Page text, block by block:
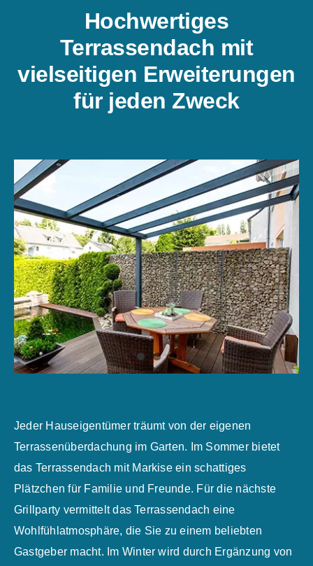
Hochwertiges
Terrassendach mit
vielseitigen Erweiterungen
für jeden Zweck
Jeder Hauseigentümer träumt von der eigenen
Terrassenüberdachung im Garten. Im Sommer bietet
das Terrassendach mit Markise ein schattiges
Plätzchen für Familie und Freunde. Für die nächste
Grillparty vermittelt das Terrassendach eine
Wohlfühlatmosphäre, die Sie zu einem beliebten
Gastgeber macht. Im Winter wird durch Ergänzung von